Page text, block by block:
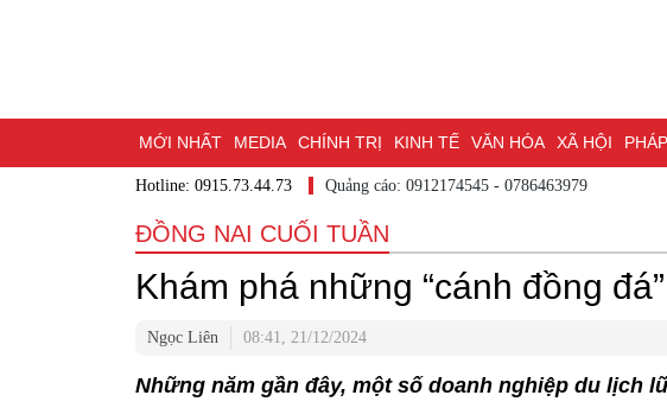
MỚI NHẤT MEDIA CHÍNH TRỊ KINH TẾ VĂN HÓA XÃ HỘI
DU LỊCH - ẨM THỰC CHUYỂN ĐỔI SỐ THỂ THAO ĐỒNG NAI &
ĐẶT BÁO BẠN CẦN BIẾT CHẠM 95 - KHÁM PHÁ ĐỒNG NAI
MỘT LƯỚT HIỂU LUẬT NHỊP CẦU NHÂN ÁI THÀNH PHỐ ĐỒNG NAI
Hotline: 0915.73.44.73 Quảng cáo: 0912174545 - 0786463979
ĐỒNG NAI CUỐI TUẦN
Khám phá những “cánh đồng
Ngọc Liên 08:41, 21/12/2024
Những năm gần đây, một số doanh nghiệp du lịch